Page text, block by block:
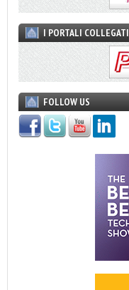
I PORTALI COLLEGATI
FOLLOW US